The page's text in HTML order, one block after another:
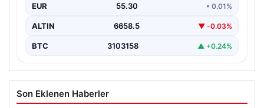
EUR 55.30 • 0.01%
ALTIN 6658.5 ▼ -0.03%
BTC 3103158 ▲ +0.24%
Son Eklenen Haberler